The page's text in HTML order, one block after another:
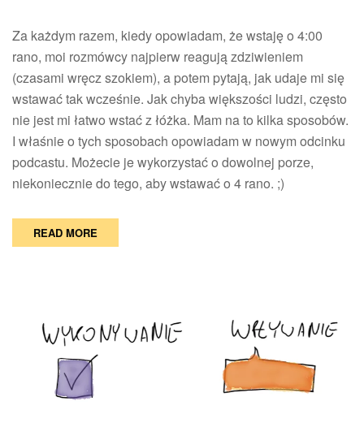
rano
Za każdym razem, kiedy opowiadam, że wstaję o 4:00
rano, moi rozmówcy najpierw reagują zdziwieniem
(czasami wręcz szokiem), a potem pytają, jak udaje mi się
wstawać tak wcześnie. Jak chyba większości ludzi, często
nie jest mi łatwo wstać z łóżka. Mam na to kilka sposobów.
I właśnie o tych sposobach opowiadam w nowym odcinku
podcastu. Możecie je wykorzystać o dowolnej porze,
niekoniecznie do tego, aby wstawać o 4 rano. ;)
READ MORE